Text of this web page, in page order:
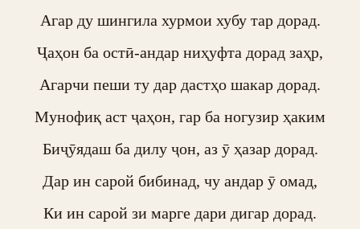
Агар ду шингила хурмои хубу тар дорад.
Ҷаҳон ба остӣ-андар ниҳуфта дорад заҳр,
Агарчи пеши ту дар дастҳо шакар дорад.
Мунофиқ аст ҷаҳон, гар ба ногузир ҳаким
Биҷӯядаш ба дилу ҷон, аз ӯ ҳазар дорад.
Дар ин сарой бибинад, чу андар ӯ омад,
Ки ин сарой зи марге дари дигар дорад.